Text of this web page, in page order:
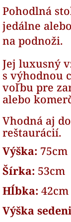
Pohodlná
jedálne
na podnoži.
Jej luxusný
s výhodnou
voľbu pre
alebo
Vhodná aj
reštaurácií.
Výška: 75cm
Šírka: 53cm
Hĺbka: 42cm
Výška